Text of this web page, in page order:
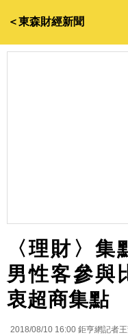
＜東森財經新聞
〈理財〉
男性客參與
衷超商集點
2018/08/10 16:00 鉅亨網記者